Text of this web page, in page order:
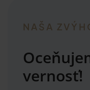
NAŠA
vernosť!